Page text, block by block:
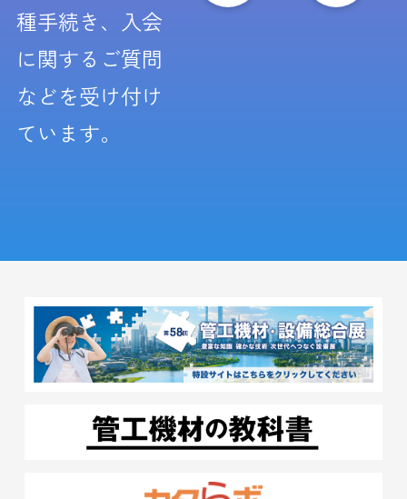
種手続き、入会
に関するご質問
などを受け付け
ています。